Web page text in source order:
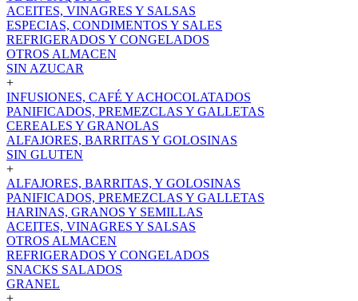
ACEITES, VINAGRES Y SALSAS
ESPECIAS, CONDIMENTOS Y SALES
REFRIGERADOS Y CONGELADOS
OTROS ALMACEN
SIN AZUCAR
+
INFUSIONES, CAFÉ Y ACHOCOLATADOS
PANIFICADOS, PREMEZCLAS Y GALLETAS
CEREALES Y GRANOLAS
ALFAJORES, BARRITAS Y GOLOSINAS
SIN GLUTEN
+
ALFAJORES, BARRITAS, Y GOLOSINAS
PANIFICADOS, PREMEZCLAS Y GALLETAS
HARINAS, GRANOS Y SEMILLAS
ACEITES, VINAGRES Y SALSAS
OTROS ALMACEN
REFRIGERADOS Y CONGELADOS
SNACKS SALADOS
GRANEL
+